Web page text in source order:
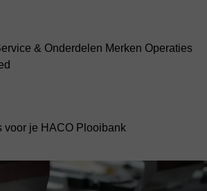
& Onderdelen Merken Operaties
voor je HACO Plooibank